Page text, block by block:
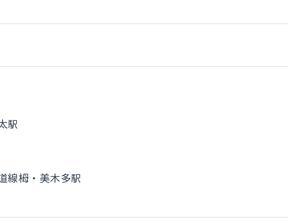
駅
線栂・美木多駅